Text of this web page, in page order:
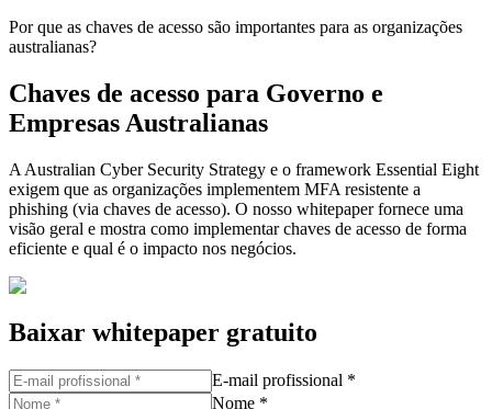
Por que as chaves de acesso são importantes para as organizações
australianas?
Chaves de acesso para Governo e
Empresas Australianas
A Australian Cyber Security Strategy e o framework Essential Eight
exigem que as organizações implementem MFA resistente a
phishing (via chaves de acesso). O nosso whitepaper fornece uma
visão geral e mostra como implementar chaves de acesso de forma
eficiente e qual é o impacto nos negócios.
Baixar whitepaper gratuito
E-mail profissional *
Nome *